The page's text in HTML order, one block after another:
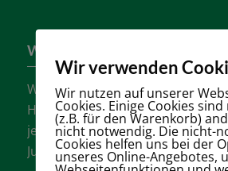
Wer sind wir?
Wir sind einer der größten
Hannovers mit vielen aktiven
jeder Altersklasse für Damen,
Jugendliche.
Wir verwenden
Wir nutzen auf unserer
Cookies. Einige Cookies
(z.B. für den Warenkorb)
nicht notwendig. Die nicht-
Cookies helfen uns bei der
unseres Online-Angebotes,